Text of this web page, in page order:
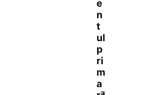
e
n
t
ul
p
ri
m
a